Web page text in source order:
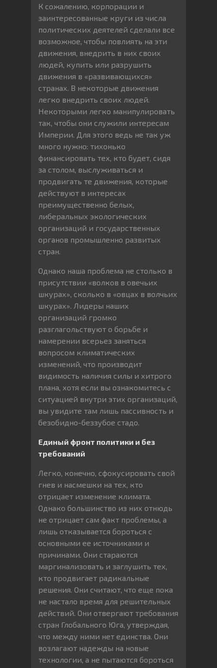
К сожалению, корпорации и
заинтересованные круги из числа
политических деятелей сделали все
возможное, чтобы повлиять на эти
движения, внедрить в них своих
людей, купить или разрушить
движения в «развивающихся»
странах. В некоторые движения
легко внедрить своих людей.
Некоторыми легко манипулировать
так, чтобы они служили интересам
Империи. Для этого ведь не так уж
много нужно: тихонько
финансировать тех, кто будет, сидя
за столом, выслуживаться и
продвигать те движения, которые
действуют в интересах
преимущественно белых,
либеральных экологических
организаций и государственных
органов промышленно развитых
стран.
Однако наша проблема не столько в
присутствии «волков в овечьих
шкурах», сколько в «овцах в волчьих
шкурах». Лидеры наших
организаций громко
разглагольствуют о борьбе и
намерении всерьез заняться
вопросом климатических
изменений, что производит
видимость наличия силы и хитрого
плана, хотя если вы ознакомитесь с
ситуацией внутри этих организаций,
вы увидите там лишь пассивность и
безобидно-беззубое стадо.
Единый фронт политики и без
требований
Легко, конечно, сфокусировать свой
гнев и насмешки на тех, кто
отрицает изменение климата.
Однако большинство из них отнюдь
не отрицает сам факт проблемы, а
лишь отказывается бороться с
основными ее источниками и
причинами. Они стараются
маргинализовать и заглушить тех,
кто продвигает радикальные
решения. Они считают, что еще пока
не настало время для решительных
действий. Они отвергают требования
стран Глобального Юга, утверждая,
что между ними нет единства. Они
возлагают надежды на новые
технологии, а не пытаются бороться